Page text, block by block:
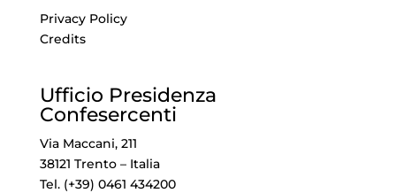
Privacy Policy
Credits
Ufficio Presidenza
Confesercenti
Via Maccani, 211
38121 Trento – Italia
Tel. (+39) 0461 434200